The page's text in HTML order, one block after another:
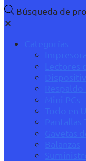
Búsqueda de
✕
Categorías
Lectores
Respaldo
Mini PCs
Todo en
Pantallas
Gavetas
Balanzas